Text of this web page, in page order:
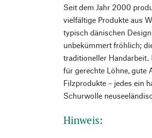
Seit dem Jahr 2000
vielfältige Produkte aus
typisch dänischen
unbekümmert fröhlich;
traditioneller
für gerechte Löhne, gute
Filzprodukte – jedes ein
Schurwolle
Hinweis: